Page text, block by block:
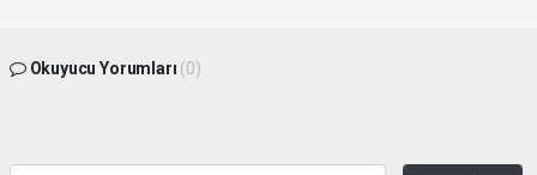
Okuyucu Yorumları (0)